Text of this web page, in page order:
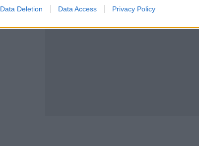
Data Deletion Data Access Privacy Policy